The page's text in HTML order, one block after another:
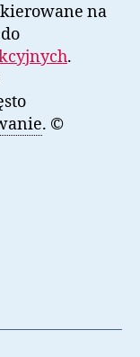
na
.
. ©